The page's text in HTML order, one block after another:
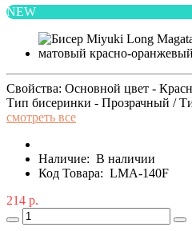
NEW
Свойства: Основной цвет -
Тип бисеринки - Прозрачный /
смотреть все
Наличие: В наличии
Код Товара: LMA-140F
214 р.